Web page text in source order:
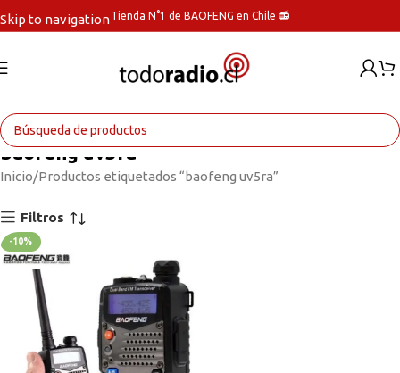
Skip to navigationTienda N°1 de BAOFENG en Chile 📻
baofeng uv5ra
Inicio Productos etiquetados “baofeng uv5ra”
Filtros
-10%